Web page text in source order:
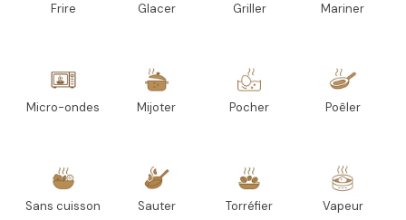
Frire Glacer Griller Mariner
Micro-ondes Mijoter Pocher Poêler
Sans cuisson Sauter Torréfier Vapeur